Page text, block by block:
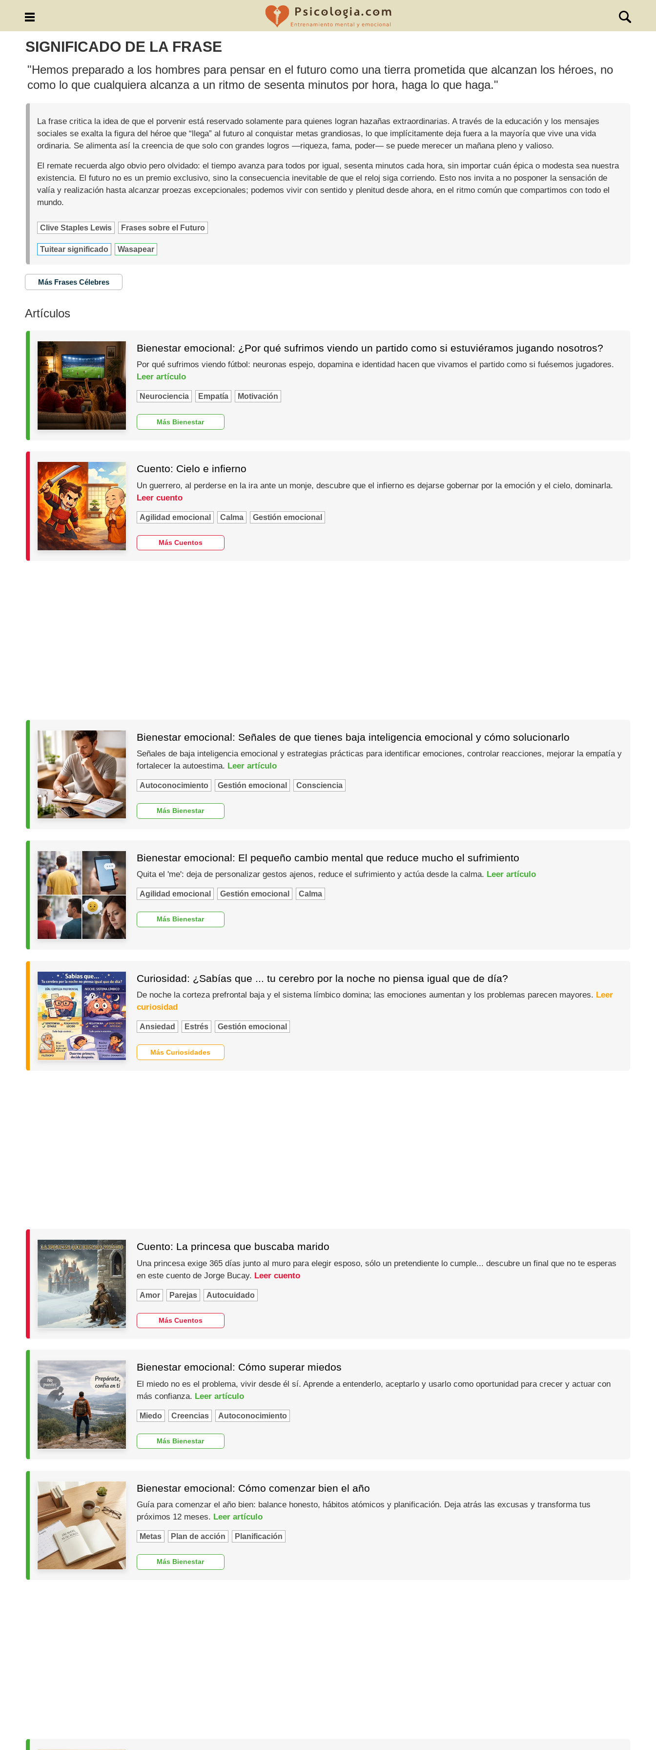
SIGNIFICADO DE LA FRASE
"Hemos preparado a los hombres para pensar en el futuro como una tierra prometida que alcanzan los héroes, no
como lo que cualquiera alcanza a un ritmo de sesenta minutos por hora, haga lo que haga."
La frase critica la idea de que el porvenir está reservado solamente para quienes logran hazañas extraordinarias. A través de la educación y los mensajes
sociales se exalta la figura del héroe que “llega” al futuro al conquistar metas grandiosas, lo que implícitamente deja fuera a la mayoría que vive una vida
ordinaria. Se alimenta así la creencia de que solo con grandes logros —riqueza, fama, poder— se puede merecer un mañana pleno y valioso.
El remate recuerda algo obvio pero olvidado: el tiempo avanza para todos por igual, sesenta minutos cada hora, sin importar cuán épica o modesta sea nuestra
existencia. El futuro no es un premio exclusivo, sino la consecuencia inevitable de que el reloj siga corriendo. Esto nos invita a no posponer la sensación de
valía y realización hasta alcanzar proezas excepcionales; podemos vivir con sentido y plenitud desde ahora, en el ritmo común que compartimos con todo el
mundo.
Clive Staples Lewis Frases sobre el Futuro
Tuitear significado Wasapear
Más Frases Célebres
Artículos
Bienestar emocional: ¿Por qué sufrimos viendo un partido como si estuviéramos jugando nosotros?
Por qué sufrimos viendo fútbol: neuronas espejo, dopamina e identidad hacen que vivamos el partido como si fuésemos jugadores.
Leer artículo
Neurociencia Empatía Motivación
Más Bienestar
Cuento: Cielo e infierno
Un guerrero, al perderse en la ira ante un monje, descubre que el infierno es dejarse gobernar por la emoción y el cielo, dominarla.
Leer cuento
Agilidad emocional Calma Gestión emocional
Más Cuentos
Bienestar emocional: Señales de que tienes baja inteligencia emocional y cómo solucionarlo
Señales de baja inteligencia emocional y estrategias prácticas para identificar emociones, controlar reacciones, mejorar la empatía y
fortalecer la autoestima. Leer artículo
Autoconocimiento Gestión emocional Consciencia
Más Bienestar
Bienestar emocional: El pequeño cambio mental que reduce mucho el sufrimiento
Quita el 'me': deja de personalizar gestos ajenos, reduce el sufrimiento y actúa desde la calma. Leer artículo
Agilidad emocional Gestión emocional Calma
Más Bienestar
Curiosidad: ¿Sabías que ... tu cerebro por la noche no piensa igual que de día?
De noche la corteza prefrontal baja y el sistema límbico domina; las emociones aumentan y los problemas parecen mayores. Leer
curiosidad
Ansiedad Estrés Gestión emocional
Más Curiosidades
Cuento: La princesa que buscaba marido
Una princesa exige 365 días junto al muro para elegir esposo, sólo un pretendiente lo cumple... descubre un final que no te esperas
en este cuento de Jorge Bucay. Leer cuento
Amor Parejas Autocuidado
Más Cuentos
Bienestar emocional: Cómo superar miedos
El miedo no es el problema, vivir desde él sí. Aprende a entenderlo, aceptarlo y usarlo como oportunidad para crecer y actuar con
más confianza. Leer artículo
Miedo Creencias Autoconocimiento
Más Bienestar
Bienestar emocional: Cómo comenzar bien el año
Guía para comenzar el año bien: balance honesto, hábitos atómicos y planificación. Deja atrás las excusas y transforma tus
próximos 12 meses. Leer artículo
Metas Plan de acción Planificación
Más Bienestar